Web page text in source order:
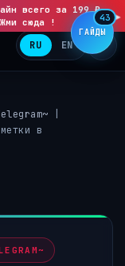
всего за 199 ₽
сюда !
▶
RU EN
в
ГАЙДЫ
43